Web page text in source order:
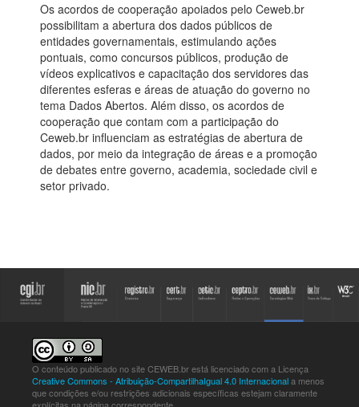
Os acordos de cooperação apoiados pelo Ceweb.br
possibilitam a abertura dos dados públicos de
entidades governamentais, estimulando ações
pontuais, como concursos públicos, produção de
vídeos explicativos e capacitação dos servidores das
diferentes esferas e áreas de atuação do governo no
tema Dados Abertos. Além disso, os acordos de
cooperação que contam com a participação do
Ceweb.br influenciam as estratégias de abertura de
dados, por meio da integração de áreas e a promoção
de debates entre governo, academia, sociedade civil e
setor privado.
O conteúdo publicado no site CEWEB.br está licenciado com a Licença
Creative Commons - Atribuição-CompartilhaIgual 4.0 Internacionala menos
que condições e/ou restrições adicionais específicas estejam claramente